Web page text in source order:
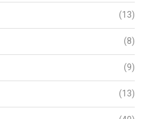
(13)
(8)
(9)
(13)